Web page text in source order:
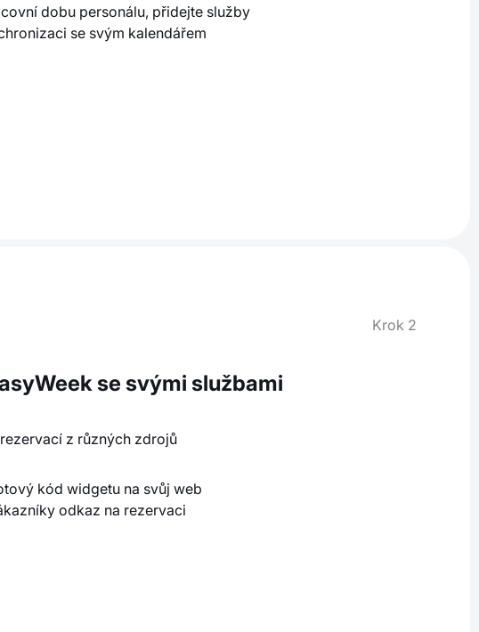
dobu personálu, přidejte služby
se svým kalendářem
Krok 2
se svými službami
z různých zdrojů
kód widgetu na svůj web
odkaz na rezervaci